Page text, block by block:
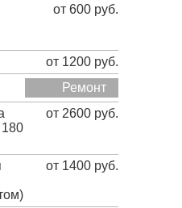
от 600 руб.
от 1200 руб.
Ремонт
от 2600 руб.
от 1400 руб.